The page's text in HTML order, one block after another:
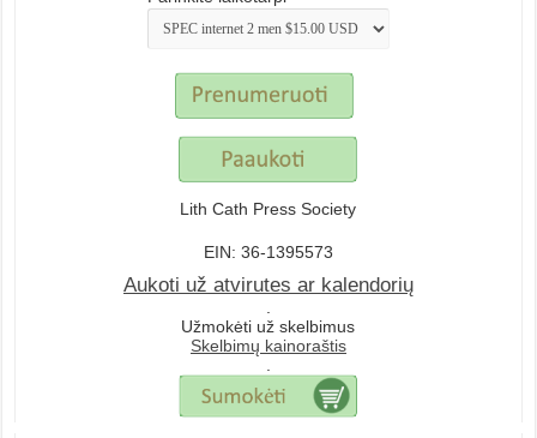
Lith Cath Press Society
EIN: 36-1395573
Aukoti už atvirutes ar kalendorių
Užmokėti už skelbimus
Skelbimų kainoraštis